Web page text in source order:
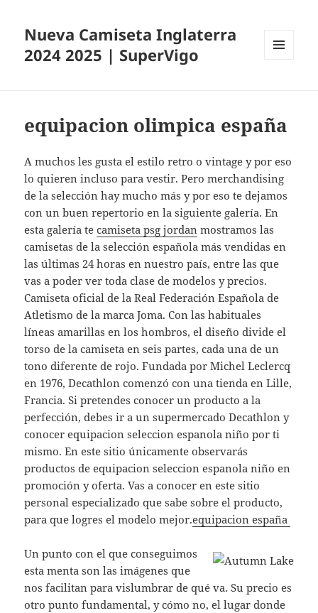
Nueva Camiseta Inglaterra
2024 2025 | SuperVigo
equipacion olimpica españa
A muchos les gusta el estilo retro o vintage y por eso
lo quieren incluso para vestir. Pero merchandising
de la selección hay mucho más y por eso te dejamos
con un buen repertorio en la siguiente galería. En
esta galería tecamiseta psg jordan mostramos las
camisetas de la selección española más vendidas en
las últimas 24 horas en nuestro país, entre las que
vas a poder ver toda clase de modelos y precios.
Camiseta oficial de la Real Federación Española de
Atletismo de la marca Joma. Con las habituales
líneas amarillas en los hombros, el diseño divide el
torso de la camiseta en seis partes, cada una de un
tono diferente de rojo. Fundada por Michel Leclercq
en 1976, Decathlon comenzó con una tienda en Lille,
Francia. Si pretendes conocer un producto a la
perfección, debes ir a un supermercado Decathlon y
conocer equipacion seleccion espanola niño por ti
mismo. En este sitio únicamente observarás
productos de equipacion seleccion espanola niño en
promoción y oferta. Vas a conocer en este sitio
personal especializado que sabe sobre el producto,
para que logres el modelo mejor.equipacion españa
Un punto con el que conseguimos
esta menta son las imágenes que
nos facilitan para vislumbrar de qué va. Su precio es
otro punto fundamental, y cómo no, el lugar donde